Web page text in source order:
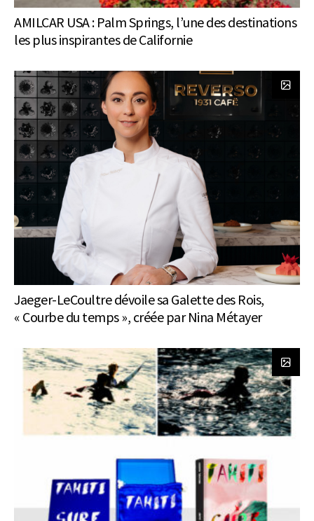
AMILCAR USA : Palm Springs, l’une des destinations
les plus inspirantes de Californie
Jaeger-LeCoultre dévoile sa Galette des Rois,
« Courbe du temps », créée par Nina Métayer